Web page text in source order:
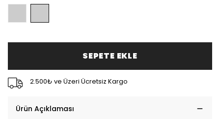
SEPETE EKLE
2.500₺ ve Üzeri Ücretsiz Kargo
Ürün Açıklaması